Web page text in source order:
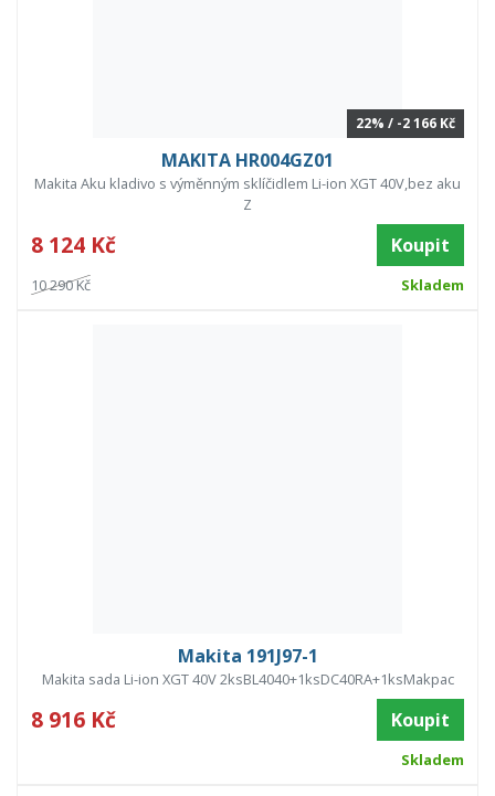
22% / -2 166 Kč
MAKITA HR004GZ01
Makita Aku kladivo s výměnným sklíčidlem Li-ion XGT 40V,bez aku
Z
8 124 Kč Koupit
10 290 Kč Skladem
Makita 191J97-1
Makita sada Li-ion XGT 40V 2ksBL4040+1ksDC40RA+1ksMakpac
8 916 Kč Koupit
Skladem